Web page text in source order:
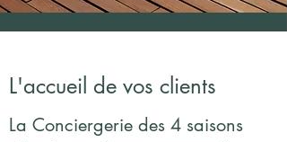
L'accueil de vos clients
La Conciergerie des 4 saisons